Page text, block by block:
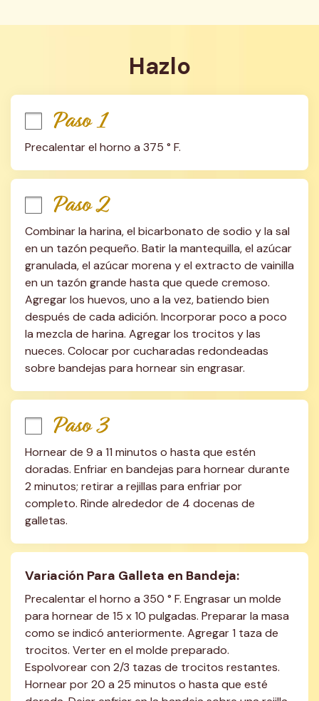
Hazlo
Paso 1
Precalentar el horno a 375 ° F.
Paso 2
Combinar la harina, el bicarbonato de sodio y la sal
en un tazón pequeño. Batir la mantequilla, el azúcar
granulada, el azúcar morena y el extracto de vainilla
en un tazón grande hasta que quede cremoso.
Agregar los huevos, uno a la vez, batiendo bien
después de cada adición. Incorporar poco a poco
la mezcla de harina. Agregar los trocitos y las
nueces. Colocar por cucharadas redondeadas
sobre bandejas para hornear sin engrasar.
Paso 3
Hornear de 9 a 11 minutos o hasta que estén
doradas. Enfriar en bandejas para hornear durante
2 minutos; retirar a rejillas para enfriar por
completo. Rinde alrededor de 4 docenas de
galletas.
Variación Para Galleta en Bandeja:
Precalentar el horno a 350 ° F. Engrasar un molde
para hornear de 15 x 10 pulgadas. Preparar la masa
como se indicó anteriormente. Agregar 1 taza de
trocitos. Verter en el molde preparado.
Espolvorear con 2/3 tazas de trocitos restantes.
Hornear por 20 a 25 minutos o hasta que esté